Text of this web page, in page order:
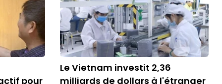
pour
Le Vietnam investit 2,36
milliards de dollars à l'étranger